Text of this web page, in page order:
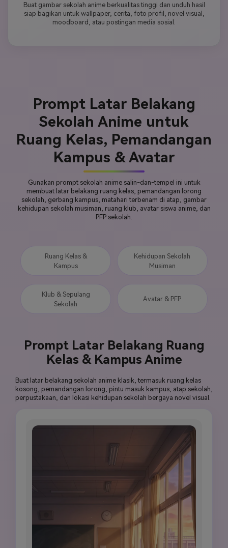
Buat gambar sekolah anime berkualitas tinggi dan unduh hasil
siap bagikan untuk wallpaper, cerita, foto profil, novel visual,
moodboard, atau postingan media sosial.
Prompt Latar Belakang
Sekolah Anime untuk
Ruang Kelas, Pemandangan
Kampus & Avatar
Gunakan prompt sekolah anime salin-dan-tempel ini untuk
membuat latar belakang ruang kelas, pemandangan lorong
sekolah, gerbang kampus, matahari terbenam di atap, gambar
kehidupan sekolah musiman, ruang klub, avatar siswa anime, dan
PFP sekolah.
Ruang Kelas &
Kampus
Kehidupan Sekolah
Musiman
Klub & Sepulang
Sekolah
Avatar & PFP
Prompt Latar Belakang Ruang
Kelas & Kampus Anime
Buat latar belakang sekolah anime klasik, termasuk ruang kelas
kosong, pemandangan lorong, pintu masuk kampus, atap sekolah,
perpustakaan, dan lokasi kehidupan sekolah bergaya novel visual.